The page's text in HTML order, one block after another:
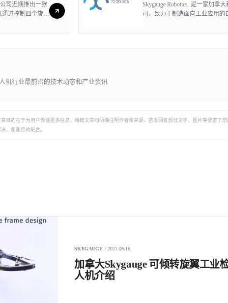
公司近期推出一款
过控制四个旋翼
制飞机使传感器
要用于炼油厂，海
：喷漆以及用于清
其应用范围”
Skygauge Robotics. 是一家加拿
司，致力于制造面向工业应用的
测无人机，这是一款造型独特的
机行业最前沿的技术动态和产业资讯
目的在于为用户传递更多信息，每篇文章均明确注明作者和来源，若本网有部分文字、图片等侵害了
，谢谢您的配合。
SKYGAUGE / 2021-09-16
加拿大Skygauge 可倾转旋翼工业
人机介绍